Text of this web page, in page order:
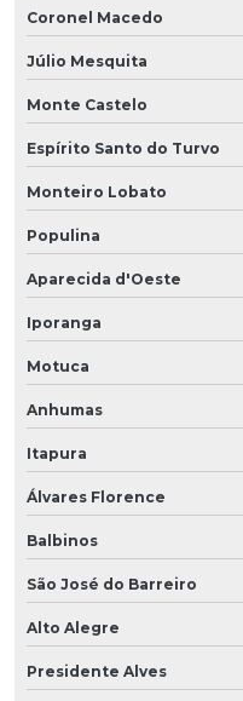
Coronel Macedo
Júlio Mesquita
Monte Castelo
Espírito Santo do Turvo
Monteiro Lobato
Populina
Aparecida d'Oeste
Iporanga
Motuca
Anhumas
Itapura
Álvares Florence
Balbinos
São José do Barreiro
Alto Alegre
Presidente Alves